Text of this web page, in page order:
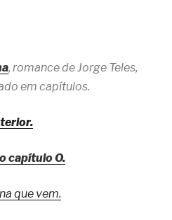
, romance de Jorge Teles,
em capítulos.
capítulo O.
que vem.